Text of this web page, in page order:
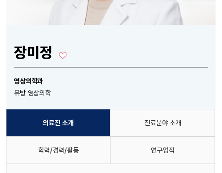
장미정
영상의학과
유방 영상의학
의료진 소개 진료분야 소개
학력/경력/활동 연구업적